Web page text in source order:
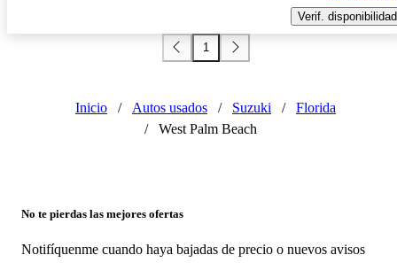
Verif. disponibilidad
1
Inicio / Autos usados / Suzuki /
Florida
/
West Palm Beach
No te pierdas las mejores ofertas
Notifíquenme cuando haya bajadas de precio o nuevos avisos